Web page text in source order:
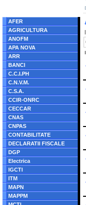
/home/eformulare.ro/
AFER
AGRICULTURA
ANOFM
APA NOVA
ARR
BANCI
C.C.I.PH
C.N.V.M.
C.S.A.
CCIR-ONRC
CECCAR
CNAS
CNPAS
CONTABILITATE
DECLARATII FISCALE
DGP
Electrica
IGCTI
ITM
MAPN
MAPPM
|